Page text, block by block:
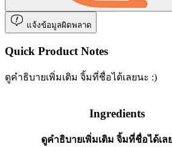
แจ้งข้อมูลผิดพลาด
Quick Product Notes
ดูคำธิบายเพิ่มเติม จิ้มที่ชื่อได้เลยนะ :)
Ingredients
ดูคำธิบายเพิ่มเติม จิ้มที่ชื่อได้เล